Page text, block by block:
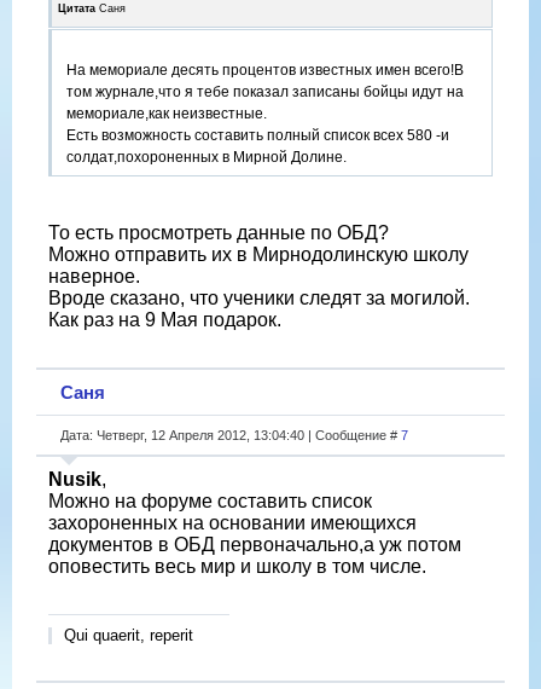
Цитата Саня
На мемориале десять процентов известных имен всего!В
том журнале,что я тебе показал записаны бойцы идут на
мемориале,как неизвестные.
Есть возможность составить полный список всех 580 -и
солдат,похороненных в Мирной Долине.
То есть просмотреть данные по ОБД?
Можно отправить их в Мирнодолинскую школу
наверное.
Вроде сказано, что ученики следят за могилой.
Как раз на 9 Мая подарок.
Саня
Дата: Четверг, 12 Апреля 2012, 13:04:40 | Сообщение # 7
Nusik,
Можно на форуме составить список
захороненных на основании имеющихся
документов в ОБД первоначально,а уж потом
оповестить весь мир и школу в том числе.
Qui quaerit, reperit